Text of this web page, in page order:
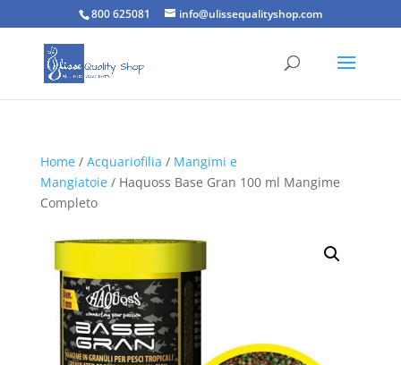
800 625081 info@ulissequalityshop.com
Home/ Acquariofilia / Mangimi e
Mangiatoie/ Haquoss Base Gran 100 ml Mangime
Completo